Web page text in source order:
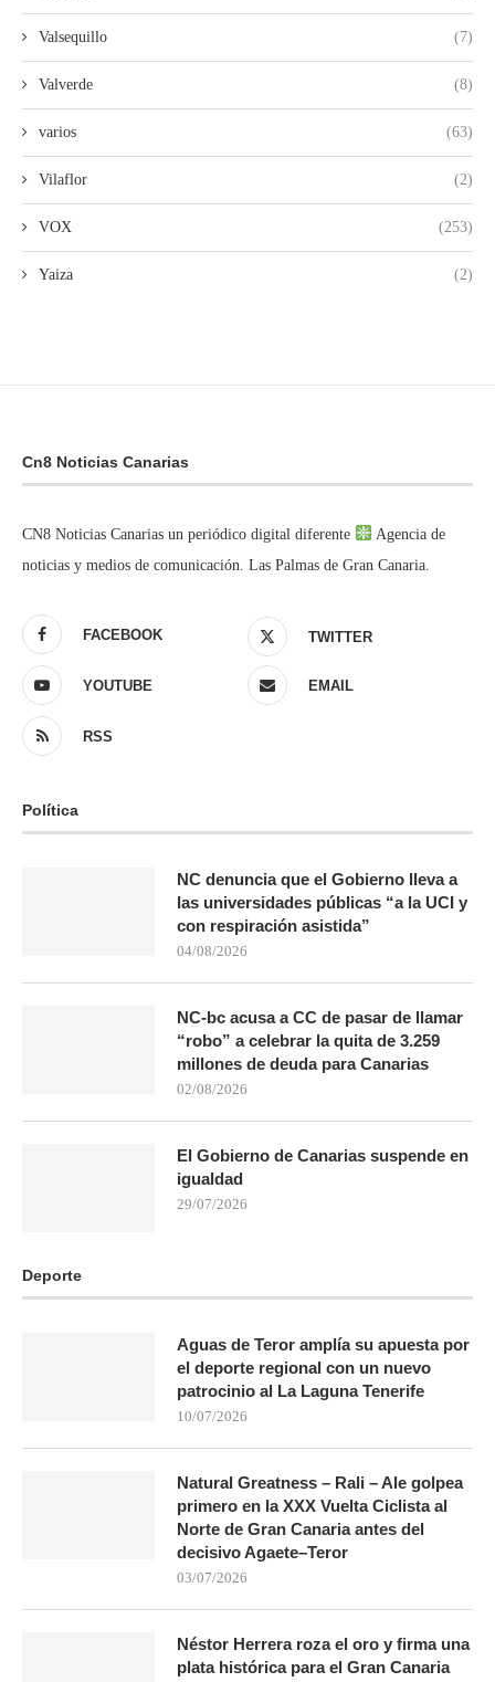
Valsequillo (7)
Valverde (8)
varios (63)
Vilaflor (2)
VOX (253)
Yaiza (2)
Cn8 Noticias Canarias
CN8 Noticias Canarias un periódico digital diferente
Agencia de
noticias y medios de comunicación. Las Palmas de Gran Canaria.
FACEBOOK TWITTER
YOUTUBE EMAIL
RSS
Política
NC denuncia que el Gobierno lleva a
las universidades públicas “a la UCI y
con respiración asistida”
04/08/2026
NC-bc acusa a CC de pasar de llamar
“robo” a celebrar la quita de 3.259
millones de deuda para Canarias
02/08/2026
El Gobierno de Canarias suspende en
igualdad
29/07/2026
Deporte
Aguas de Teror amplía su apuesta por
el deporte regional con un nuevo
patrocinio al La Laguna Tenerife
10/07/2026
Natural Greatness – Rali – Ale golpea
primero en la XXX Vuelta Ciclista al
Norte de Gran Canaria antes del
decisivo Agaete–Teror
03/07/2026
Néstor Herrera roza el oro y firma una
plata histórica para el Gran Canaria